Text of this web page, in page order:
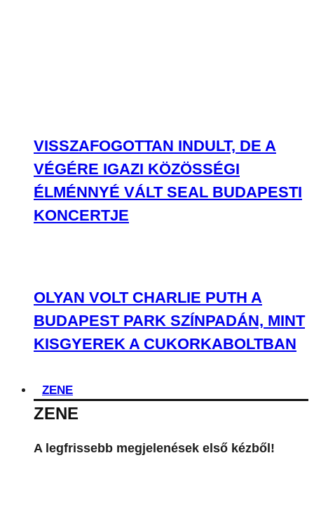
VISSZAFOGOTTAN INDULT, DE A
VÉGÉRE IGAZI KÖZÖSSÉGI
ÉLMÉNNYÉ VÁLT SEAL BUDAPESTI
KONCERTJE
OLYAN VOLT CHARLIE PUTH A
BUDAPEST PARK SZÍNPADÁN, MINT
KISGYEREK A CUKORKABOLTBAN
ZENE
ZENE
A legfrissebb megjelenések első kézből!